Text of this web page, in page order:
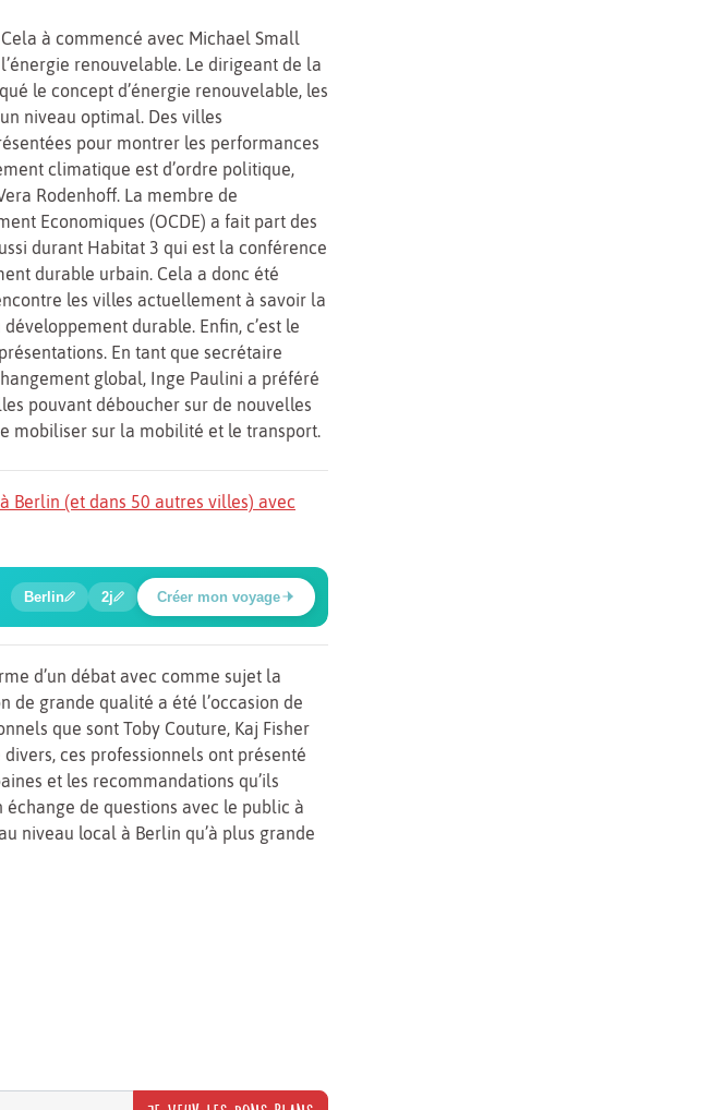
à commencé avec Michael Small
renouvelable. Le dirigeant de la
le concept d’énergie renouvelable, les
niveau optimal. Des villes
pour montrer les performances
climatique est d’ordre politique,
Rodenhoff. La membre de
Economiques (OCDE) a fait part des
durant Habitat 3 qui est la conférence
durable urbain. Cela a donc été
les villes actuellement à savoir la
durable. Enfin, c’est le
En tant que secrétaire
global, Inge Paulini a préféré
pouvant déboucher sur de nouvelles
mobiliser sur la mobilité et le transport.
Berlin (et dans 50 autres villes) avec
Berlin 2j Créer mon voyage
d’un débat avec comme sujet la
de grande qualité a été l’occasion de
que sont Toby Couture, Kaj Fisher
ces professionnels ont présenté
et les recommandations qu’ils
de questions avec le public à
niveau local à Berlin qu’à plus grande